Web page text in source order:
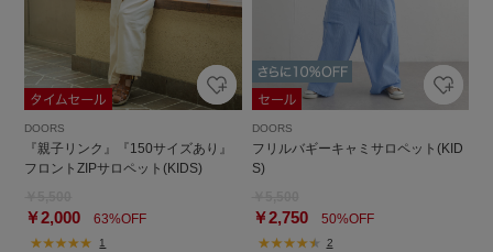
DOORS
『親子リンク』『150サイズあり』
フロントZIPサロペット(KIDS)
￥2,000 63%OFF
1
DOORS
フリルバギーキャミサロペット(KID
S)
￥2,75050%OFF
2